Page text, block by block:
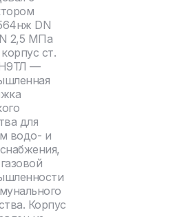
DN
2,5 МПа
ст.
—
для
водо- и
Корпус